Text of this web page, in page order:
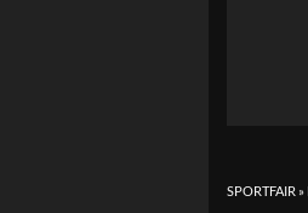
SPORTFAIR »